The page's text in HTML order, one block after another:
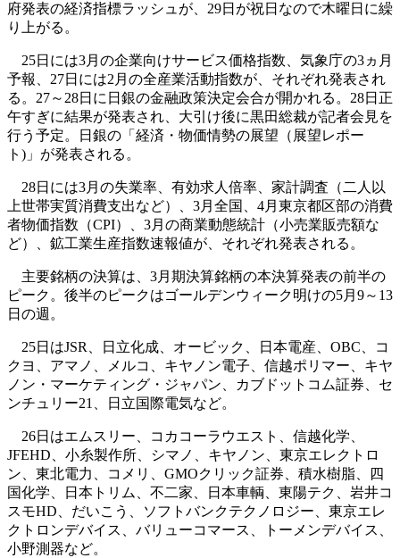
府発表の経済指標ラッシュが、29日が祝日なので木曜日に繰
り上がる。
25日には3月の企業向けサービス価格指数、気象庁の3ヵ月
予報、27日には2月の全産業活動指数が、それぞれ発表され
る。27～28日に日銀の金融政策決定会合が開かれる。28日正
午すぎに結果が発表され、大引け後に黒田総裁が記者会見を
行う予定。日銀の「経済・物価情勢の展望（展望レポー
ト)」が発表される。
28日には3月の失業率、有効求人倍率、家計調査（二人以
上世帯実質消費支出など）、3月全国、4月東京都区部の消費
者物価指数（CPI）、3月の商業動態統計（小売業販売額な
ど）、鉱工業生産指数速報値が、それぞれ発表される。
主要銘柄の決算は、3月期決算銘柄の本決算発表の前半の
ピーク。後半のピークはゴールデンウィーク明けの5月9～13
日の週。
25日はJSR、日立化成、オービック、日本電産、OBC、コ
クヨ、アマノ、メルコ、キヤノン電子、信越ポリマー、キヤ
ノン・マーケティング・ジャパン、カブドットコム証券、セ
ンチュリー21、日立国際電気など。
26日はエムスリー、コカコーラウエスト、信越化学、
JFEHD、小糸製作所、シマノ、キヤノン、東京エレクトロ
ン、東北電力、コメリ、GMOクリック証券、積水樹脂、四
国化学、日本トリム、不二家、日本車輌、東陽テク、岩井コ
スモHD、だいこう、ソフトバンクテクノロジー、東京エレ
クトロンデバイス、バリューコマース、トーメンデバイス、
小野測器など。